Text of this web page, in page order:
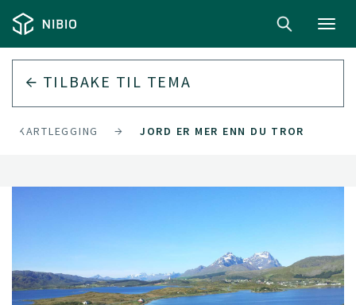
TILBAKE TIL TEMA
JORD ER MER ENN DU TROR